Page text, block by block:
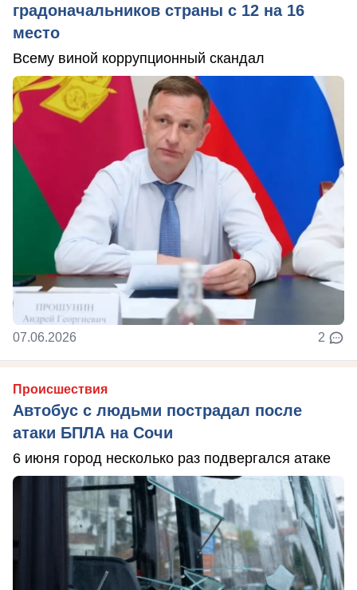
градоначальников страны с 12 на 16
место
Всему виной коррупционный скандал
07.06.2026 2
Происшествия
Автобус с людьми пострадал после
атаки БПЛА на Сочи
6 июня город несколько раз подвергался атаке